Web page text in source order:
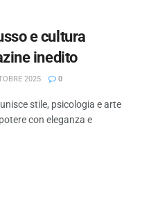
e cultura
inedito
2025 0
stile, psicologia e arte
con eleganza e